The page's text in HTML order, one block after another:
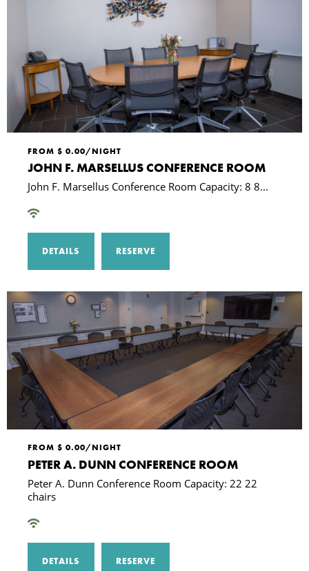
FROM $ 0.00/NIGHT
JOHN F. MARSELLUS CONFERENCE ROOM
John F. Marsellus Conference Room Capacity: 8 8...
DETAILS RESERVE
FROM $ 0.00/NIGHT
PETER A. DUNN CONFERENCE ROOM
Peter A. Dunn Conference Room Capacity: 22 22
chairs
DETAILS RESERVE